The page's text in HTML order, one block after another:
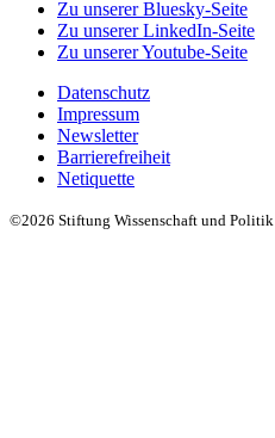
Zu unserer Bluesky-Seite
Zu unserer LinkedIn-Seite
Zu unserer Youtube-Seite
Datenschutz
Impressum
Newsletter
Barrierefreiheit
Netiquette
©2026 Stiftung Wissenschaft und Politik